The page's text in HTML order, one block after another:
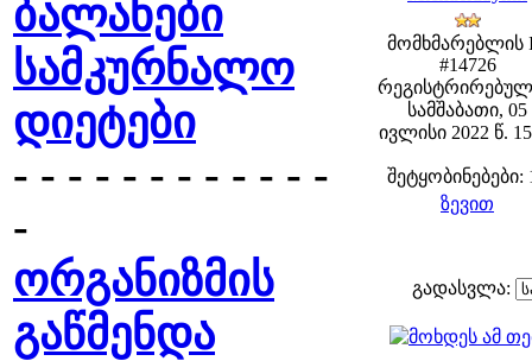
ბალახები
სამკურნალო
დიეტები
- - - - - - - - - - - -
-
ორგანიზმის
გაწმენდა
მომხმარებლის
#14726
სამშაბათი, 05
ივლისი 2022 წ.
შეტყობინებები:
ზევით
გადასვლა: